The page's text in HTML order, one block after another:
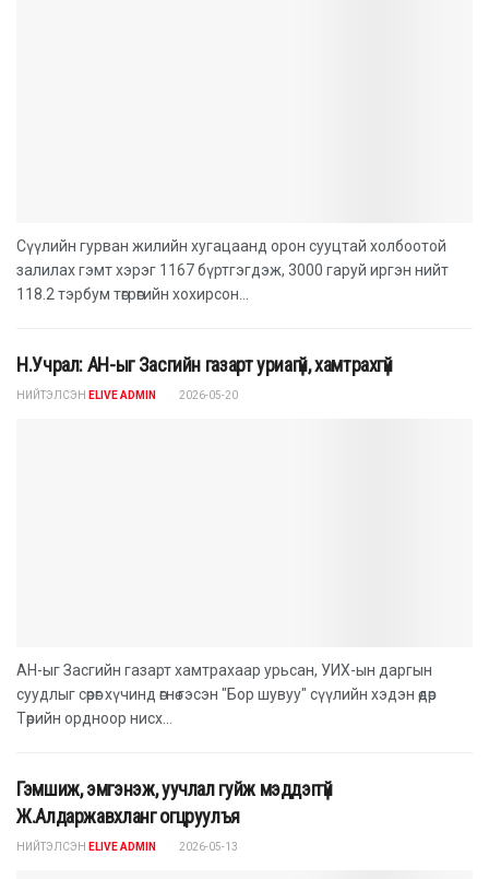
Сүүлийн гурван жилийн хугацаанд орон сууцтай холбоотой
залилах гэмт хэрэг 1167 бүртгэгдэж, 3000 гаруй иргэн нийт
118.2 тэрбум төгрөгийн хохирсон...
Н.Учрал: АН-ыг Засгийн газарт уриагүй, хамтрахгүй
НИЙТЭЛСЭН ELIVE ADMIN 2026-05-20
АН-ыг Засгийн газарт хамтрахаар урьсан, УИХ-ын даргын
суудлыг сөрөг хүчинд өгнө гэсэн "Бор шувуу" сүүлийн хэдэн өдөр
Төрийн ордноор нисх...
Гэмшиж, эмгэнэж, уучлал гуйж мэддэггүй
Ж.Алдаржавхланг огцруулъя
НИЙТЭЛСЭН ELIVE ADMIN 2026-05-13